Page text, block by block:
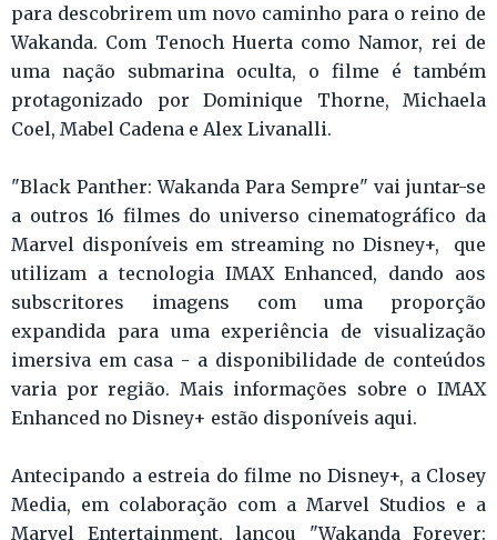
para descobrirem um novo caminho para o reino de
Wakanda. Com Tenoch Huerta como Namor, rei de
uma nação submarina oculta, o filme é também
protagonizado por Dominique Thorne, Michaela
Coel, Mabel Cadena e Alex Livanalli.
"Black Panther: Wakanda Para Sempre" vai juntar-se
a outros 16 filmes do universo cinematográfico da
Marvel disponíveis em streaming no Disney+, que
utilizam a tecnologia IMAX Enhanced, dando aos
subscritores imagens com uma proporção
expandida para uma experiência de visualização
imersiva em casa - a disponibilidade de conteúdos
varia por região. Mais informações sobre o IMAX
Enhanced no Disney+ estão disponíveis aqui.
Antecipando a estreia do filme no Disney+, a Closey
Media, em colaboração com a Marvel Studios e a
Marvel Entertainment, lançou "Wakanda Forever: